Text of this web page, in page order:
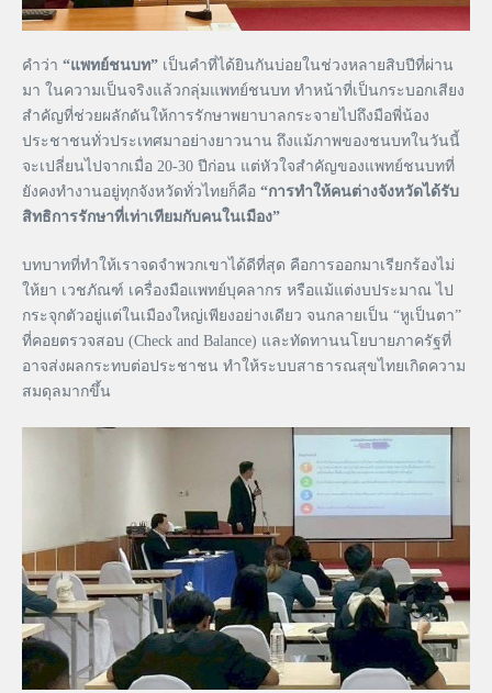
คำว่า “แพทย์ชนบท” เป็นคำที่ได้ยินกันบ่อยในช่วงหลายสิบปีที่ผ่าน
มา ในความเป็นจริงแล้วกลุ่มแพทย์ชนบท ทำหน้าที่เป็นกระบอกเสียง
สำคัญที่ช่วยผลักดันให้การรักษาพยาบาลกระจายไปถึงมือพี่น้อง
ประชาชนทั่วประเทศมาอย่างยาวนาน ถึงแม้ภาพของชนบทในวันนี้
จะเปลี่ยนไปจากเมื่อ 20-30 ปีก่อน แต่หัวใจสำคัญของแพทย์ชนบทที่
ยังคงทำงานอยู่ทุกจังหวัดทั่วไทยก็คือ “การทำให้คนต่างจังหวัดได้รับ
สิทธิการรักษาที่เท่าเทียมกับคนในเมือง”
บทบาทที่ทำให้เราจดจำพวกเขาได้ดีที่สุด คือการออกมาเรียกร้องไม่
ให้ยา เวชภัณฑ์ เครื่องมือแพทย์บุคลากร หรือแม้แต่งบประมาณ ไป
กระจุกตัวอยู่แต่ในเมืองใหญ่เพียงอย่างเดียว จนกลายเป็น “หูเป็นตา”
ที่คอยตรวจสอบ (Check and Balance) และทัดทานนโยบายภาครัฐที่
อาจส่งผลกระทบต่อประชาชน ทำให้ระบบสาธารณสุขไทยเกิดความ
สมดุลมากขึ้น